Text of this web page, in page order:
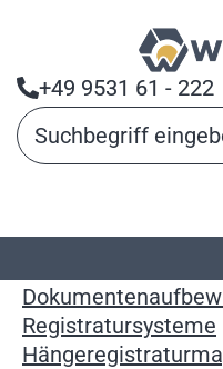
+49 9531 61 - 222
Registratursysteme